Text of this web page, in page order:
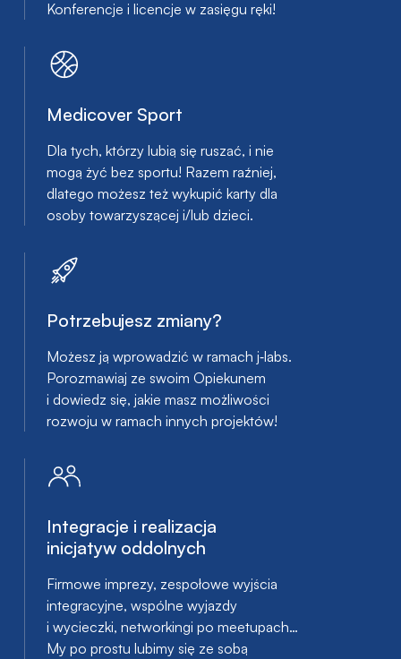
Konferencje i licencje w zasięgu ręki!
Medicover Sport
Dla tych, którzy lubią się ruszać, i nie
mogą żyć bez sportu! Razem raźniej,
dlatego możesz też wykupić karty dla
osoby towarzyszącej i/lub dzieci.
Potrzebujesz zmiany?
Możesz ją wprowadzić w ramach j‑labs.
Porozmawiaj ze swoim Opiekunem
i dowiedz się, jakie masz możliwości
rozwoju w ramach innych projektów!
Integracje i realizacja
inicjatyw oddolnych
Firmowe imprezy, zespołowe wyjścia
integracyjne, wspólne wyjazdy
i wycieczki, networkingi po meetupach…
My po prostu lubimy się ze sobą